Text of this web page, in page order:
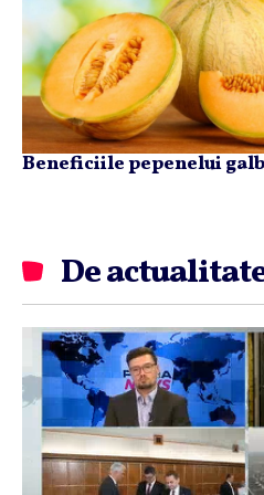
Beneficiile pepenelui
De